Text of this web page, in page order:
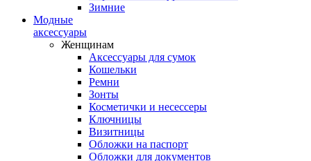
Зимние
Модные
аксессуары
Женщинам
Аксессуары для сумок
Кошельки
Ремни
Зонты
Косметички и несессеры
Ключницы
Визитницы
Обложки на паспорт
Обложки для документов